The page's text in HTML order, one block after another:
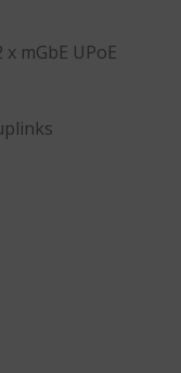
x mGbE UPoE